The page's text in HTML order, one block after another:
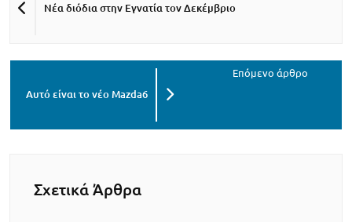
Νέα διόδια στην Εγνατία τον Δεκέμβριο
Αυτό είναι το νέο Mazda6
Σχετικά Άρθρα